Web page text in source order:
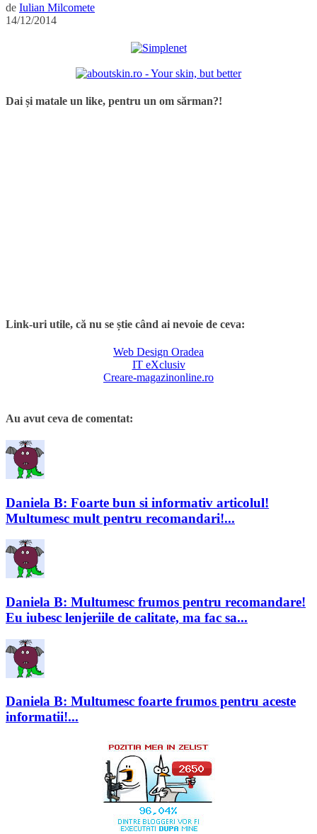
de Iulian Milcomete
14/12/2014
Dai și matale un like, pentru un om sărman?!
Link-uri utile, că nu se știe când ai nevoie de ceva:
Web Design Oradea
IT eXclusiv
Creare-magazinonline.ro
Au avut ceva de comentat:
Daniela B: Foarte bun si informativ articolul!
Multumesc mult pentru recomandari!...
Daniela B: Multumesc frumos pentru recomandare!
Eu iubesc lenjeriile de calitate, ma fac sa...
Daniela B: Multumesc foarte frumos pentru aceste
informatii!...